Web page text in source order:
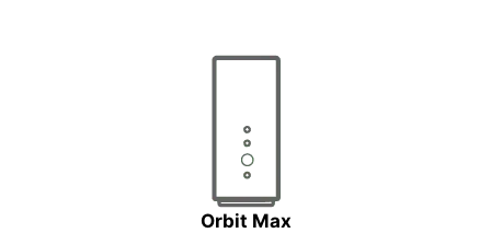
Orbit Max